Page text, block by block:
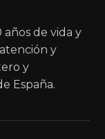
años de vida y
y
y
España.